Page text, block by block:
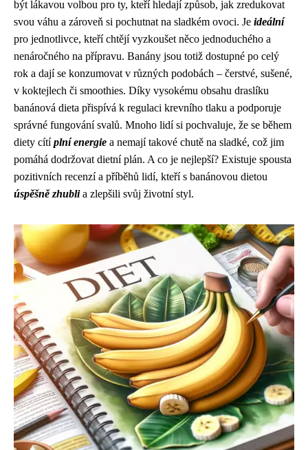
být lákavou volbou pro ty, kteří hledají způsob, jak zredukovat
svou váhu a zároveň si pochutnat na sladkém ovoci. Je ideální
pro jednotlivce, kteří chtějí vyzkoušet něco jednoduchého a
nenáročného na přípravu. Banány jsou totiž dostupné po celý
rok a dají se konzumovat v různých podobách – čerstvé, sušené,
v koktejlech či smoothies. Díky vysokému obsahu draslíku
banánová dieta přispívá k regulaci krevního tlaku a podporuje
správné fungování svalů. Mnoho lidí si pochvaluje, že se během
diety cítíplní energie a nemají takové chutě na sladké, což jim
pomáhá dodržovat dietní plán. A co je nejlepší? Existuje spousta
pozitivních recenzí a příběhů lidí, kteří s banánovou dietou
úspěšně zhublia zlepšili svůj životní styl.